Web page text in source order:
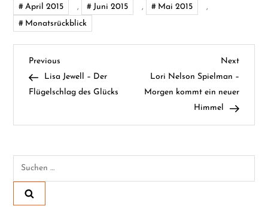
April 2015 , Juni 2015 , Mai 2015
,
Monatsrückblick
B
e
r
a
Previous
Post
Previous
Lisa Jewell – Der
Flügelschlag des Glücks
Next
Post
Next
Lori Nelson Spielman –
Morgen kommt ein neuer
Himmel
Suchen